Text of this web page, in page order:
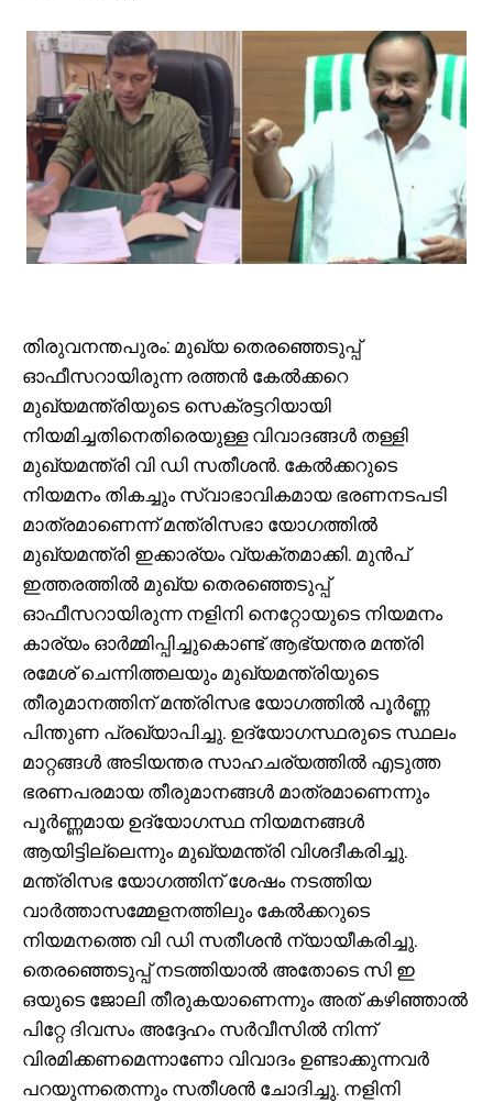
തിരുവനന്തപുരം: മുഖ്യ തെരഞ്ഞെടുപ്പ്
ഓഫീസറായിരുന്ന രത്തൻ കേൽക്കറെ
മുഖ്യമന്ത്രിയുടെ സെക്രട്ടറിയായി
നിയമിച്ചതിനെതിരെയുള്ള വിവാദങ്ങൾ തള്ളി
മുഖ്യമന്ത്രി വി ഡി സതീശൻ. കേൽക്കറുടെ
നിയമനം തികച്ചും സ്വാഭാവികമായ ഭരണനടപടി
മാത്രമാണെന്ന് മന്ത്രിസഭാ യോഗത്തിൽ
മുഖ്യമന്ത്രി ഇക്കാര്യം വ്യക്തമാക്കി. മുൻപ്
ഇത്തരത്തിൽ മുഖ്യ തെരഞ്ഞെടുപ്പ്
ഓഫീസറായിരുന്ന നളിനി നെറ്റോയുടെ നിയമനം
കാര്യം ഓർമ്മിപ്പിച്ചുകൊണ്ട് ആഭ്യന്തര മന്ത്രി
രമേശ് ചെന്നിത്തലയും മുഖ്യമന്ത്രിയുടെ
തീരുമാനത്തിന് മന്ത്രിസഭ യോഗത്തിൽ പൂർണ്ണ
പിന്തുണ പ്രഖ്യാപിച്ചു. ഉദ്യോഗസ്ഥരുടെ സ്ഥലം
മാറ്റങ്ങൾ അടിയന്തര സാഹചര്യത്തിൽ എടുത്ത
ഭരണപരമായ തീരുമാനങ്ങൾ മാത്രമാണെന്നും
പൂർണ്ണമായ ഉദ്യോഗസ്ഥ നിയമനങ്ങൾ
ആയിട്ടില്ലെന്നും മുഖ്യമന്ത്രി വിശദീകരിച്ചു.
മന്ത്രിസഭ യോഗത്തിന് ശേഷം നടത്തിയ
വാർത്താസമ്മേളനത്തിലും കേൽക്കറുടെ
നിയമനത്തെ വി ഡി സതീശൻ ന്യായീകരിച്ചു.
തെരഞ്ഞെടുപ്പ് നടത്തിയാൽ അതോടെ സി ഇ
ഒയുടെ ജോലി തീരുകയാണെന്നും അത് കഴിഞ്ഞാൽ
പിറ്റേ ദിവസം അദ്ദേഹം സർവീസിൽ നിന്ന്
വിരമിക്കണമെന്നാണോ വിവാദം ഉണ്ടാക്കുന്നവർ
പറയുന്നതെന്നും സതീശൻ ചോദിച്ചു. നളിനി